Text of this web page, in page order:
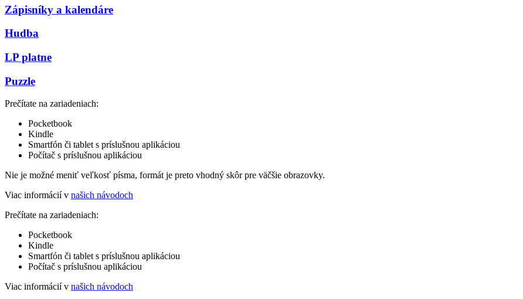
Zápisníky a kalendáre
Hudba
LP platne
Puzzle
Prečítate na zariadeniach:
Pocketbook
Kindle
Smartfón či tablet s príslušnou aplikáciou
Počítač s príslušnou aplikáciou
Nie je možné meniť veľkosť písma, formát je preto vhodný skôr pre väčšie obrazovky.
Viac informácií v našich návodoch
Prečítate na zariadeniach:
Pocketbook
Kindle
Smartfón či tablet s príslušnou aplikáciou
Počítač s príslušnou aplikáciou
Viac informácií v našich návodoch